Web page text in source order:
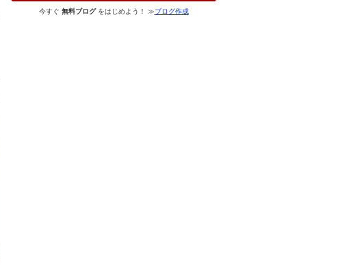
今すぐ 無料ブログをはじめよう！ ≫ブログ作成